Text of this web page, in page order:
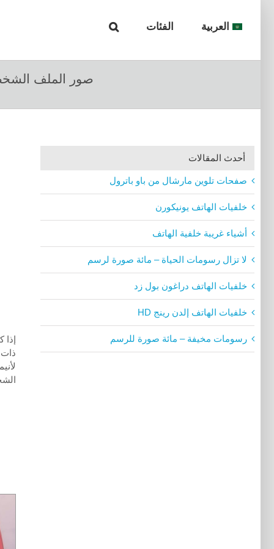
العربية الفئات
صور الملف
أحدث المقالات
صفحات تلوين مارشال من باو باترول
خلفيات الهاتف يونيكورن
أشياء غريبة خلفية الهاتف
لا تزال رسومات الحياة – مائة صورة لرسم
خلفيات الهاتف دراغون بول زد
خلفيات الهاتف إلدن رينج HD
رسومات مخيفة – مائة صورة للرسم